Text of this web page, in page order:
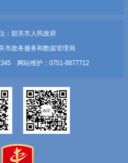
：韶关市人民政府
市政务服务和数据管理局
网站维护：0751-8877712